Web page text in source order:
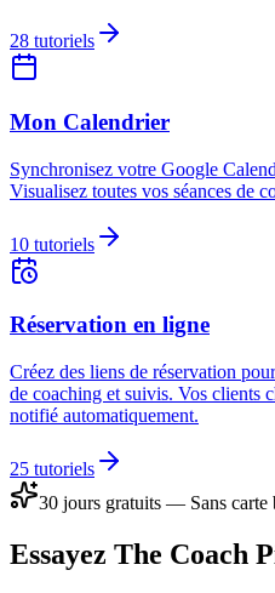
28 tutoriels
Mon Calendrier
Synchronisez votre Google
Visualisez toutes vos séances de
10 tutoriels
Réservation en ligne
Créez des liens de réservation
de coaching et suivis. Vos clients
notifié automatiquement.
25 tutoriels
30 jours gratuits — Sans carte
Essayez The Coach